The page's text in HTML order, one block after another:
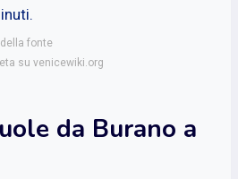
fonte
su venicewiki.org
da Burano a